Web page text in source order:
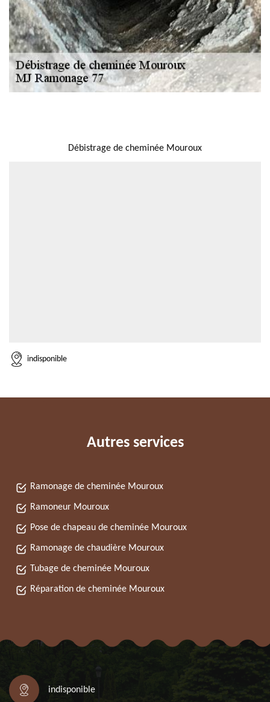
Débistrage de cheminée Mouroux
indisponible
Autres services
Ramonage de cheminée Mouroux
Ramoneur Mouroux
Pose de chapeau de cheminée Mouroux
Ramonage de chaudière Mouroux
Tubage de cheminée Mouroux
Réparation de cheminée Mouroux
indisponible